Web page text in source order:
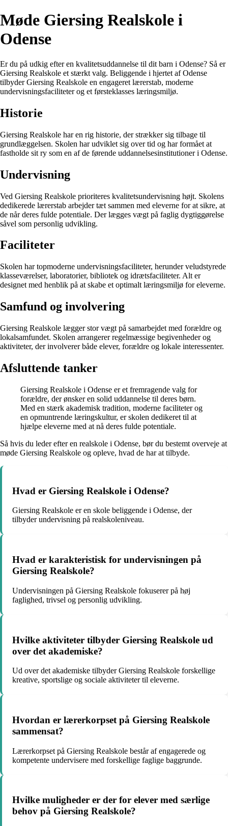
Møde Giersing Realskole i
Odense
Er du på udkig efter en kvalitetsuddannelse til dit barn i Odense? Så er
Giersing Realskole et stærkt valg. Beliggende i hjertet af Odense
tilbyder Giersing Realskole en engageret lærerstab, moderne
undervisningsfaciliteter og et førsteklasses læringsmiljø.
Historie
Giersing Realskole har en rig historie, der strækker sig tilbage til
grundlæggelsen. Skolen har udviklet sig over tid og har formået at
fastholde sit ry som en af de førende uddannelsesinstitutioner i Odense.
Undervisning
Ved Giersing Realskole prioriteres kvalitetsundervisning højt. Skolens
dedikerede lærerstab arbejder tæt sammen med eleverne for at sikre, at
de når deres fulde potentiale. Der lægges vægt på faglig dygtiggørelse
såvel som personlig udvikling.
Faciliteter
Skolen har topmoderne undervisningsfaciliteter, herunder veludstyrede
klasseværelser, laboratorier, bibliotek og idrætsfaciliteter. Alt er
designet med henblik på at skabe et optimalt læringsmiljø for eleverne.
Samfund og involvering
Giersing Realskole lægger stor vægt på samarbejdet med forældre og
lokalsamfundet. Skolen arrangerer regelmæssige begivenheder og
aktiviteter, der involverer både elever, forældre og lokale interessenter.
Afsluttende tanker
Giersing Realskole i Odense er et fremragende valg for
forældre, der ønsker en solid uddannelse til deres børn.
Med en stærk akademisk tradition, moderne faciliteter og
en opmuntrende læringskultur, er skolen dedikeret til at
hjælpe eleverne med at nå deres fulde potentiale.
Så hvis du leder efter en realskole i Odense, bør du bestemt overveje at
møde Giersing Realskole og opleve, hvad de har at tilbyde.
Hvad er Giersing Realskole i Odense?
Giersing Realskole er en skole beliggende i Odense, der
tilbyder undervisning på realskoleniveau.
Hvad er karakteristisk for undervisningen på
Giersing Realskole?
Undervisningen på Giersing Realskole fokuserer på høj
faglighed, trivsel og personlig udvikling.
Hvilke aktiviteter tilbyder Giersing Realskole ud
over det akademiske?
Ud over det akademiske tilbyder Giersing Realskole forskellige
kreative, sportslige og sociale aktiviteter til eleverne.
Hvordan er lærerkorpset på Giersing Realskole
sammensat?
Lærerkorpset på Giersing Realskole består af engagerede og
kompetente undervisere med forskellige faglige baggrunde.
Hvilke muligheder er der for elever med særlige
behov på Giersing Realskole?